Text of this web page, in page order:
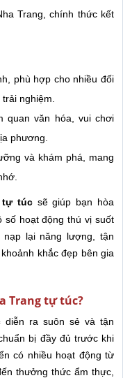
Trang, chính thức kết
phù hợp cho nhiều đối
nghiệm.
quan văn hóa, vui chơi
phương.
và khám phá, mang
tự túcsẽ giúp bạn hòa
số hoạt động thú vị suốt
lại năng lượng, tận
khắc đẹp bên gia
Trang tự túc?
diễn ra suôn sẻ và tận
bị đầy đủ trước khi
có nhiều hoạt động từ
thưởng thức ẩm thực,